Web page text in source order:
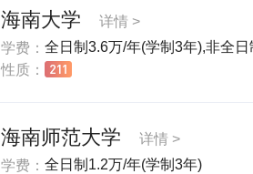
海南大学
详情 >
学费： 全日制3.6万/年(学制3年),非全
性质：
海南师范大学
详情 >
学费： 全日制1.2万/年(学制3年)